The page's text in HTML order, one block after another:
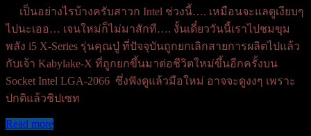
เป็นอย่างไรบ้างครับสาวก Intel ช่วงนี้…. เหมือนจะแลดูเงียบๆ
ไปนะเออ… เจนใหม่ก็ไม่มาสักที…. งั้นเดี๋ยววันนี้เราไปชมขุม
พลัง i5 X-Series รุ่นคุณปู่ ที่ปัจจุบันถูกยกเลิกสายการผลิตไปแล้ว
กับเจ้า Kabylake-X ที่ถูกยกขึ้นมาต่อชีวิตใหม่ขึ้นอีกครั้งบน
Socket Intel LGA-2066 ซึ่งฟังดูแล้วมือใหม่ อาจจะดูงงๆ เพราะ
ปกติแล้วชิปเซท
Read more